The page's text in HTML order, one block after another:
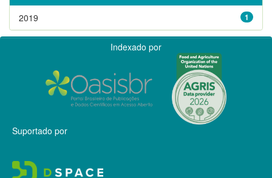
1
2019
Indexado por
Suportado por